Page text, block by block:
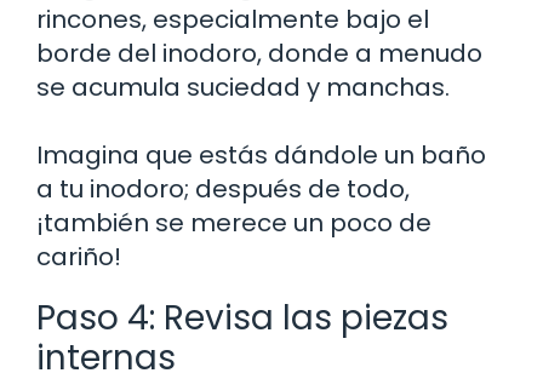
rincones, especialmente bajo el
borde del inodoro, donde a menudo
se acumula suciedad y manchas.
Imagina que estás dándole un baño
a tu inodoro; después de todo,
¡también se merece un poco de
cariño!
Paso 4: Revisa las piezas
internas